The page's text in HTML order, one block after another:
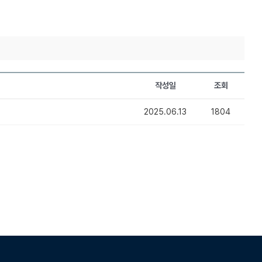
작성일 조회
2025.06.13 1804